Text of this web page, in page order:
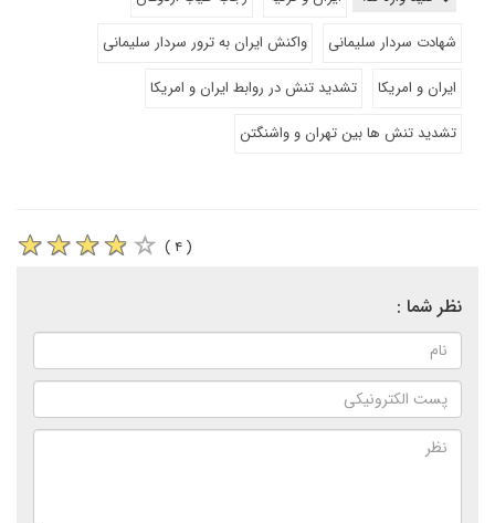
شهادت سردار سلیمانی
واکنش ایران به ترور سردار سلیمانی
ایران و امریکا
تشدید تنش در روابط ایران و امریکا
تشدید تنش ها بین تهران و واشنگتن
( ۴ )
نظر شما :